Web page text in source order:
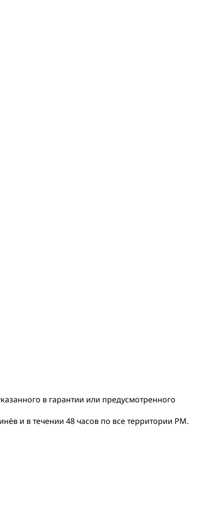
в гарантии или предусмотренного
и в течении 48 часов по все территории РМ.